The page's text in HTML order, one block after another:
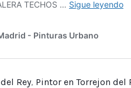
Rey, Pintor en Torrejon del